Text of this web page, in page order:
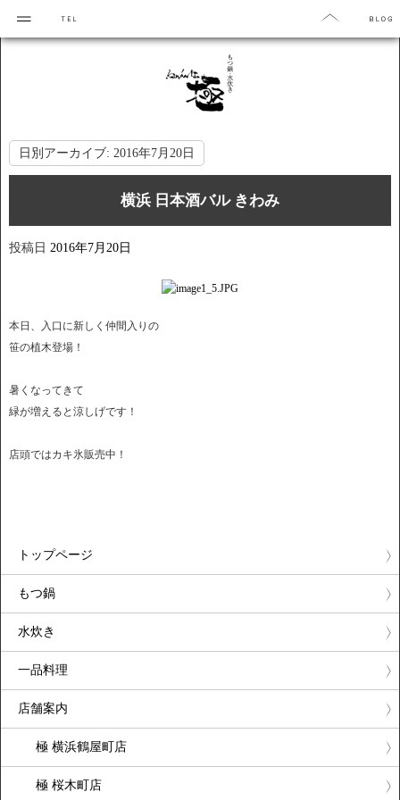
日別アーカイブ: 2016年7月20日
横浜 日本酒バル きわみ
投稿日 2016年7月20日
本日、入口に新しく仲間入りの
笹の植木登場！
暑くなってきて
緑が増えると涼しげです！
店頭ではカキ氷販売中！
トップページ
もつ鍋
水炊き
一品料理
店舗案内
極 横浜鶴屋町店
極 桜木町店